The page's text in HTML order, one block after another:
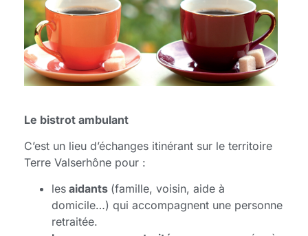
Le bistrot ambulant
C’est un lieu d’échanges itinérant sur le territoire
Terre Valserhône pour :
les aidants (famille, voisin, aide à
domicile…) qui accompagnent une personne
retraitée.